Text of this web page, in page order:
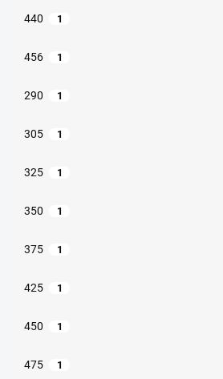
440 1
456 1
290 1
305 1
325 1
350 1
375 1
425 1
450 1
475 1